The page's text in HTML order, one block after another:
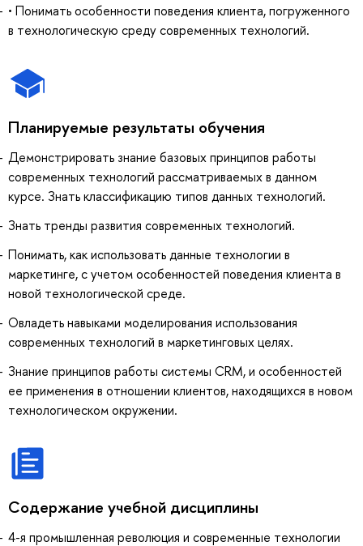
• Понимать особенности поведения клиента, погруженного
в технологическую среду современных технологий.
Планируемые результаты обучения
Демонстрировать знание базовых принципов работы
современных технологий рассматриваемых в данном
курсе. Знать классификацию типов данных технологий.
Знать тренды развития современных технологий.
Понимать, как использовать данные технологии в
маркетинге, с учетом особенностей поведения клиента в
новой технологической среде.
Овладеть навыками моделирования использования
современных технологий в маркетинговых целях.
Знание принципов работы системы CRM, и особенностей
ее применения в отношении клиентов, находящихся в новом
технологическом окружении.
Содержание учебной дисциплины
4-я промышленная революция и современные технологии